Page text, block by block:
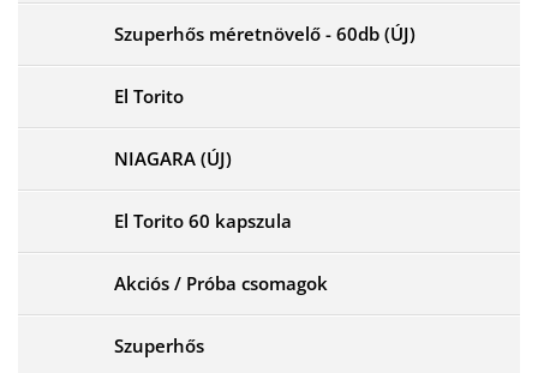
Szuperhős méretnövelő - 60db (ÚJ)
El Torito
NIAGARA (ÚJ)
El Torito 60 kapszula
Akciós / Próba csomagok
Szuperhős